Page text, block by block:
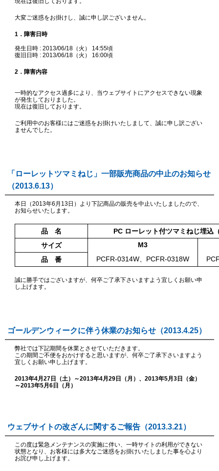
大変ご迷惑をお掛けし、誠に申し訳ございません。
1．障害日時
発生日時 : 2013/06/18（火） 14:55頃
復旧日時 : 2013/06/18（火） 16:00頃
2．障害内容
一時的なアクセス過多により、当ウェブサイトにアクセスできない現象
が発生しておりました。
現在は復旧しております。
ご利用中のお客様にはご迷惑をお掛けいたしまして、誠に申し訳ござい
ませんでした。
「ローレットツマミねじ」一部販売商品の中止のお知らせ
（2013.6.13）
本日（2013年6月13日）より下記商品の販売を中止いたしましたので、
お知らせいたします。
品 名
PC ローレット付ツマミねじ埋込
サイズ
M3
品 番
PCFR-0314W、PCFR-0318W
誠に勝手ではございますが、何卒ご了承下さいますよう宜しくお願い申
し上げます。
ゴールデンウィークに伴う休業のお知らせ（2013.4.25）
弊社では下記期間を休業とさせていただきます。
この期間ご不便をおかけすると思いますが、何卒ご了承下さいますよう
宜しくお願い申し上げます。
2013年4月27日（土）～2013年4月29日（月）、2013年5月3日（金）
～2013年5月6日（月）
ウェブサイトの改ざんに関するご報告（2013.3.21）
この度は緊急メンテナンスの実施に伴い、一時サイトの利用ができない
状態となり、お客様には多大なご迷惑をお掛けいたしました事を心より
お詫び申し上げます。